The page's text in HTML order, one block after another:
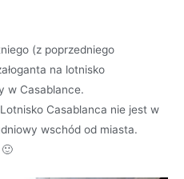
(z poprzedniego
na lotnisko
w Casablance.
Casablanca nie jest w
wschód od miasta.